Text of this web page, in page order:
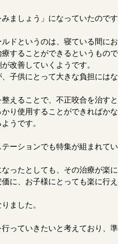
ましょう」になっていたのです
ドというのは、寝ている間に
することができるというもので
改善していくようです。
子供にとって大きな負担にはな
えることで、不正咬合を治すと
り使用することができればか
うです。
ーションでも特集が組まれてい
ったとしても、その治療が楽に
に、お子様にとっても楽に行え
ました。
っていきたいと考えており、